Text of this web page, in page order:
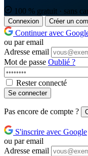
100 % gratuit · sans
Connexion Créer un
Continuer avec
ou par email
Adresse email
Mot de passe Oublié ?
Rester connecté
Se connecter
Pas encore de compte ?
S'inscrire avec Google
ou par email
Adresse email